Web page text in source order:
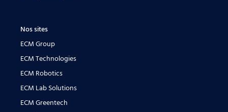
Nos sites
ECM Group
ECM Technologies
ECM Robotics
ECM Lab Solutions
ECM Greentech